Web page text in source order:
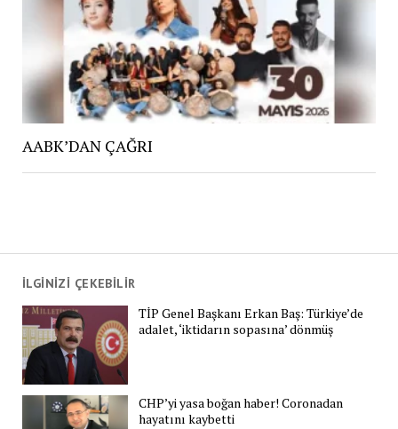
İLGİNİZİ ÇEKEBİLİR
TİP Genel Başkanı Erkan Baş: Türkiye’de
adalet, ‘iktidarın sopasına’ dönmüş
CHP’yi yasa boğan haber! Coronadan
hayatını kaybetti
AABK’DAN ÇAĞRI